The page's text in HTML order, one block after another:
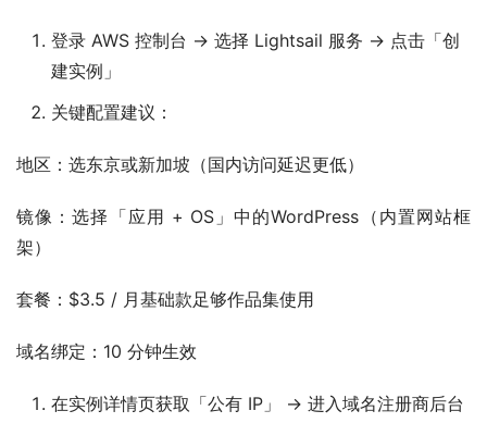
登录 AWS 控制台 → 选择 Lightsail 服务 → 点击「创
建实例」
关键配置建议：
地区：选东京或新加坡（国内访问延迟更低）
镜像：选择「应用 + OS」中的WordPress（内置网站框
架）
套餐：$3.5 / 月基础款足够作品集使用
域名绑定：10 分钟生效
在实例详情页获取「公有 IP」 → 进入域名注册商后台